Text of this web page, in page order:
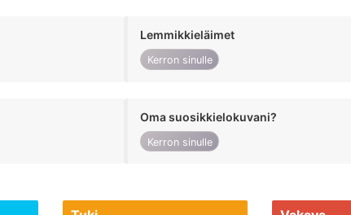
Lemmikkieläimet
Kerron sinulle
Oma suosikkielokuvani?
Kerron sinulle